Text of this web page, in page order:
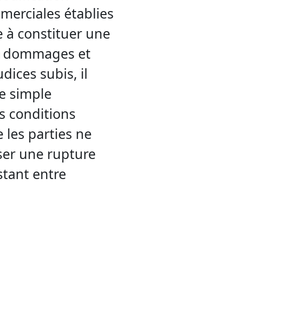
établies
à constituer une
et
subis, il
simple
conditions
les parties ne
une rupture
entre